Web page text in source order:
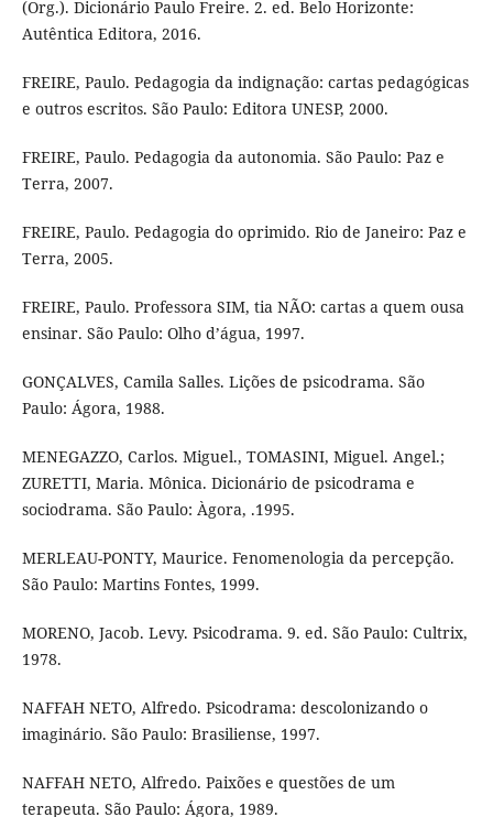
(Org.). Dicionário Paulo Freire. 2. ed. Belo Horizonte:
Autêntica Editora, 2016.
FREIRE, Paulo. Pedagogia da indignação: cartas pedagógicas
e outros escritos. São Paulo: Editora UNESP, 2000.
FREIRE, Paulo. Pedagogia da autonomia. São Paulo: Paz e
Terra, 2007.
FREIRE, Paulo. Pedagogia do oprimido. Rio de Janeiro: Paz e
Terra, 2005.
FREIRE, Paulo. Professora SIM, tia NÃO: cartas a quem ousa
ensinar. São Paulo: Olho d’água, 1997.
GONÇALVES, Camila Salles. Lições de psicodrama. São
Paulo: Ágora, 1988.
MENEGAZZO, Carlos. Miguel., TOMASINI, Miguel. Angel.;
ZURETTI, Maria. Mônica. Dicionário de psicodrama e
sociodrama. São Paulo: Àgora, .1995.
MERLEAU-PONTY, Maurice. Fenomenologia da percepção.
São Paulo: Martins Fontes, 1999.
MORENO, Jacob. Levy. Psicodrama. 9. ed. São Paulo: Cultrix,
1978.
NAFFAH NETO, Alfredo. Psicodrama: descolonizando o
imaginário. São Paulo: Brasiliense, 1997.
NAFFAH NETO, Alfredo. Paixões e questões de um
terapeuta. São Paulo: Ágora, 1989.